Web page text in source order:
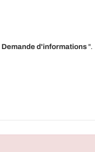
Demande d'informations".